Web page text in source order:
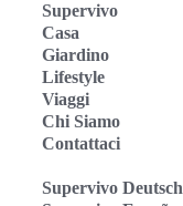
Supervivo
Casa
Giardino
Lifestyle
Viaggi
Chi Siamo
Contattaci
Supervivo